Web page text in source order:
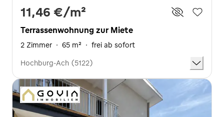
11,46 €/m²
Terrassenwohnung zur Miete
2 Zimmer · 65 m² · frei ab sofort
Hochburg-Ach (5122)